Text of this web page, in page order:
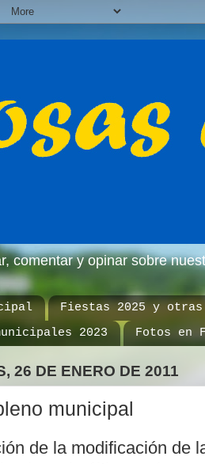
comentar y opinar sobre
Fiestas 2025 y otras
2023
Fotos en
26 DE ENERO DE 2011
municipal
de la modificación de